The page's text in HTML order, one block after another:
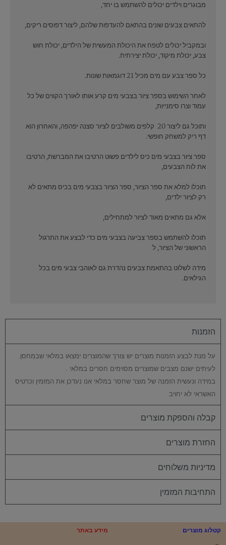
מבוגרים וילדים יכולים להשתמש בו יחד,
להתאים צבעים שונים בהתאם להעדפות שלהם, ליצור דפוסים ריקים,
ובמקביל יכולים לטפח את היכולת המעשית של הילדים, יכולת חוש
צבע, יכולת מיקוד, יכולת יצירתית.
כל ספר צבע עם מים מכיל 21 דוגמאות שונות.
לאחר השימוש בספר ציור בצבעי מים קרע אותו לאורך הקווים של כל
עמוד וצרו סימנייות,
ותוכל גם ליצור 20 קלפים משולבים לציור סצנה יפהפה, והאחרון הוא
דף ריק למשחק חופשי.
ספר ציור בצבעי מים כיס לילדים פשוט הרטיבו את המברשת, הרטיבו
את לוח הצבעים,
תוכלו למלא את ספר הציור, ספר הציור בצבעי מים בכיס מתאים לא
רק לציור ילדים,
אלא גם מתאים מאוד לציור למתחילים,
תוכלו להשתמש בספר צביעה בצבעי מים כדי לבצע את התרגול
הראשוני של הציור, ל
מידה לשלוט בהתאמת צבעים נהדרת גם לאוהבי צבעי מים בכל
הגילאים.
הזמנות
על מנת לבצע הזמנות מוצרים יש צורך שהמוצרים ימצאו במלאי שבמחסן.
לעיתים ישנם מצבים שמוצרים מסוימים חסרים במלאי .
במידה ונעשית הזמנה של מוצר שחסר במלאי אנו נעדכן את המזמין וכרטיס
האשראי לא יחויב
קבלה והספקת מוצרים
החזרת מוצרים
מדיניות משלוחים
התחיבות המזמין
קטלוג מוצרים מידע באתר